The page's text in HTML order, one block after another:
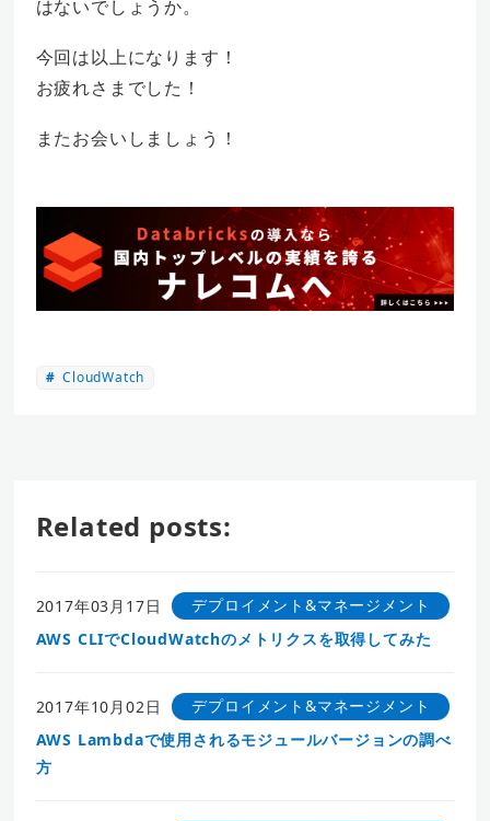
はないでしょうか。
今回は以上になります！
お疲れさまでした！
またお会いしましょう！
CloudWatch
Related posts:
2017年03月17日
デプロイメント&マネージメント
AWS CLIでCloudWatchのメトリクスを取得してみた
2017年10月02日
デプロイメント&マネージメント
AWS Lambdaで使用されるモジュールバージョンの調べ
方